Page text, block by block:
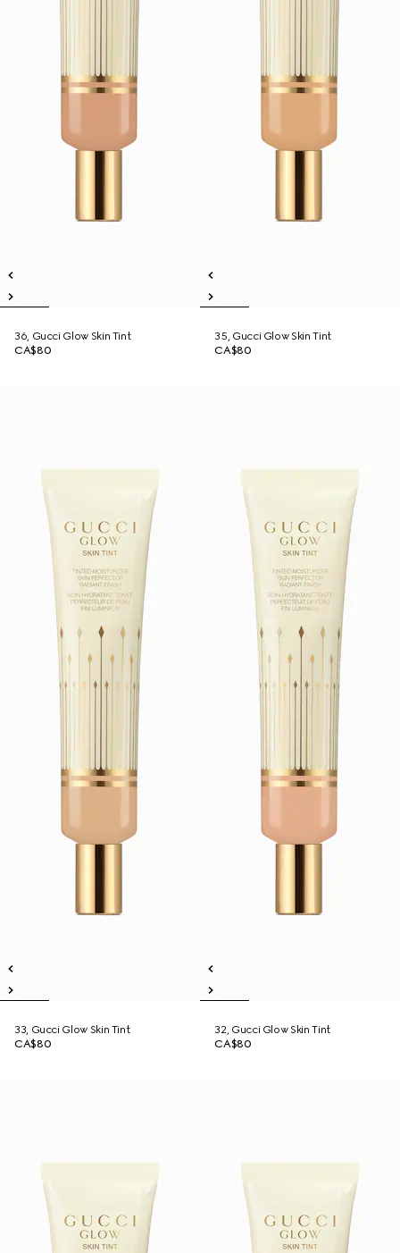
36, Gucci Glow Skin Tint
CA$80
35, Gucci Glow Skin Tint
CA$80
33, Gucci Glow Skin Tint
CA$80
32, Gucci Glow Skin Tint
CA$80